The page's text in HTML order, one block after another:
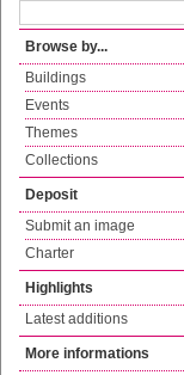
Browse by...
Buildings
Events
Themes
Collections
Deposit
Submit an image
Charter
Highlights
Latest additions
More informations